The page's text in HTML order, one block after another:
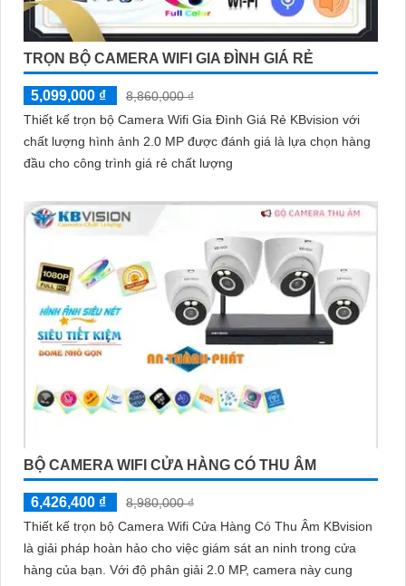
TRỌN BỘ CAMERA WIFI GIA ĐÌNH GIÁ RẺ
5,099,000 ₫
8,860,000 ₫
Thiết kế trọn bộ Camera Wifi Gia Đình Giá Rẻ KBvision với
chất lượng hình ảnh 2.0 MP được đánh giá là lựa chọn hàng
đầu cho công trình giá rẻ chất lượng
BỘ CAMERA WIFI CỬA HÀNG CÓ THU ÂM
6,426,400 ₫
8,980,000 ₫
Thiết kế trọn bộ Camera Wifi Cửa Hàng Có Thu Âm KBvision
là giải pháp hoàn hảo cho việc giám sát an ninh trong cửa
hàng của bạn. Với độ phân giải 2.0 MP, camera này cung